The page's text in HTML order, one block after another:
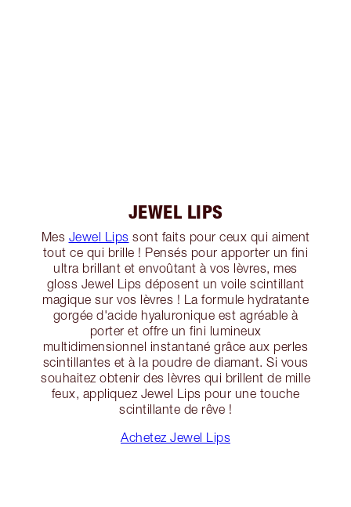
JEWEL LIPS
Mes Jewel Lips sont faits pour ceux qui aiment
tout ce qui brille ! Pensés pour apporter un fini
ultra brillant et envoûtant à vos lèvres, mes
gloss Jewel Lips déposent un voile scintillant
magique sur vos lèvres ! La formule hydratante
gorgée d'acide hyaluronique est agréable à
porter et offre un fini lumineux
multidimensionnel instantané grâce aux perles
scintillantes et à la poudre de diamant. Si vous
souhaitez obtenir des lèvres qui brillent de mille
feux, appliquez Jewel Lips pour une touche
scintillante de rêve !
Achetez Jewel Lips